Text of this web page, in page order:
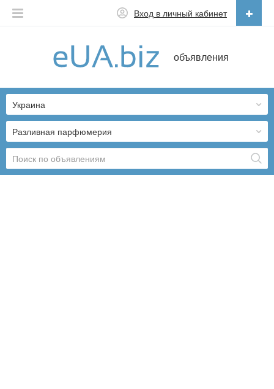
объявления
Вход в личный кабинет
Українська
Разливная парфюмерия
Украина